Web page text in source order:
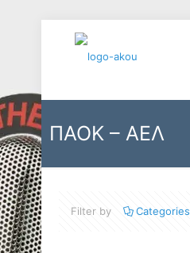
ΠΑΟΚ – ΑΕΛ
Filter by Categories